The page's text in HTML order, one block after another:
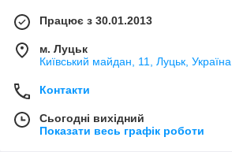
Працює з 30.01.2013
м. Луцьк
Київський майдан, 11, Луцьк, Україна
Контакти
Сьогодні вихідний
Показати весь графік роботи